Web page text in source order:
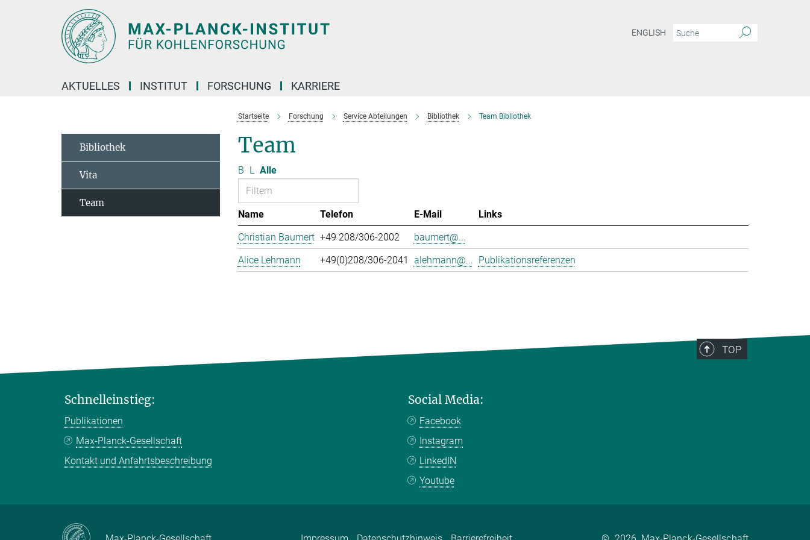
ENGLISH
AKTUELLES INSTITUT FORSCHUNG KARRIERE
Startseite Forschung Service Abteilungen Bibliothek Team Bibliothek
Team
B L Alle
Name Telefon E-Mail
Links
Christian Baumert +49 208/306-2002
baumert@...
Alice Lehmann
+49(0)208/306-2041 alehmann@... Publikationsreferenzen
Bibliothek
Vita
Team
TOP
Schnelleinstieg:
Publikationen
Max-Planck-Gesellschaft
Kontakt und Anfahrtsbeschreibung
Social Media:
Facebook
Instagram
LinkedIN
Youtube